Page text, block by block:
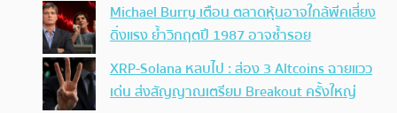
Michael Burry เตือน ตลาดหุ้นอาจใกล้พีคเสี่ยง
ดิ่งแรง ย้ำวิกฤตปี 1987 อาจซ้ำรอย
XRP-Solana หลบไป : ส่อง 3 Altcoins ฉายแวว
เด่น ส่งสัญญาณเตรียม Breakout ครั้งใหญ่